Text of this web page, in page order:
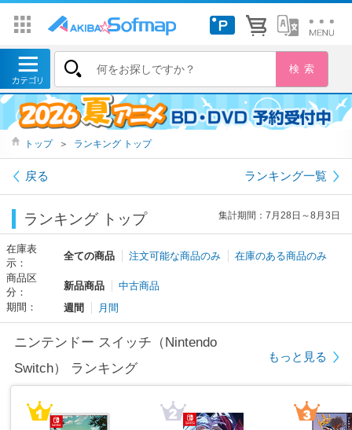
トップ ＞ ランキング トップ
戻る ランキング一覧
ランキング トップ 集計期間：7月28日～8月3日
在庫表
示：
全ての商品 注文可能な商品のみ
在庫のある商品のみ
商品区
分：
新品商品
中古商品
期間：
週間 月間
ニンテンドー スイッチ（Nintendo
Switch） ランキング
もっと見る